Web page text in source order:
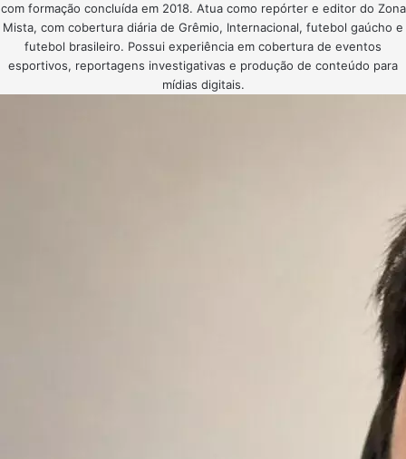
com formação concluída em 2018. Atua como repórter e editor do Zona
Mista, com cobertura diária de Grêmio, Internacional, futebol gaúcho e
futebol brasileiro. Possui experiência em cobertura de eventos
esportivos, reportagens investigativas e produção de conteúdo para
mídias digitais.